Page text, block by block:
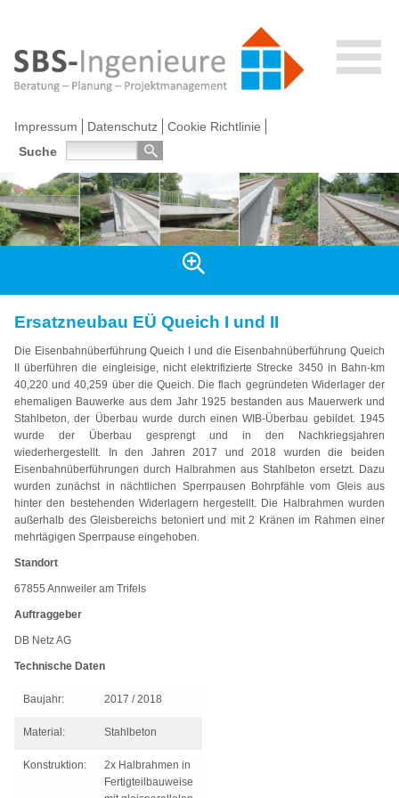
Impressum Datenschutz
Cookie Richtlinie
Suche
Ersatzneubau EÜ Queich I und II
Die Eisenbahnüberführung Queich I und die Eisenbahnüberführung Queich
II überführen die eingleisige, nicht elektrifizierte Strecke 3450 in Bahn-km
40,220 und 40,259 über die Queich. Die flach gegründeten Widerlager der
ehemaligen Bauwerke aus dem Jahr 1925 bestanden aus Mauerwerk und
Stahlbeton, der Überbau wurde durch einen WIB-Überbau gebildet. 1945
wurde der Überbau gesprengt und in den Nachkriegsjahren
wiederhergestellt. In den Jahren 2017 und 2018 wurden die beiden
Eisenbahnüberführungen durch Halbrahmen aus Stahlbeton ersetzt. Dazu
wurden zunächst in nächtlichen Sperrpausen Bohrpfähle vom Gleis aus
hinter den bestehenden Widerlagern hergestellt. Die Halbrahmen wurden
außerhalb des Gleisbereichs betoniert und mit 2 Kränen im Rahmen einer
mehrtägigen Sperrpause eingehoben.
Standort
67855 Annweiler am Trifels
Auftraggeber
DB Netz AG
Technische Daten
Baujahr: 2017 / 2018
Material: Stahlbeton
Konstruktion:
2x Halbrahmen in
Fertigteilbauweise